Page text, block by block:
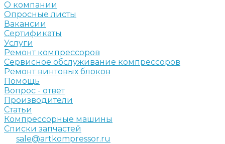
О компании
Опросные листы
Вакансии
Сертификаты
Услуги
Ремонт компрессоров
Сервисное обслуживание компрессоров
Ремонт винтовых блоков
Помощь
Вопрос - ответ
Производители
Статьи
Компрессорные машины
Списки запчастей
sale@artkompressor.ru